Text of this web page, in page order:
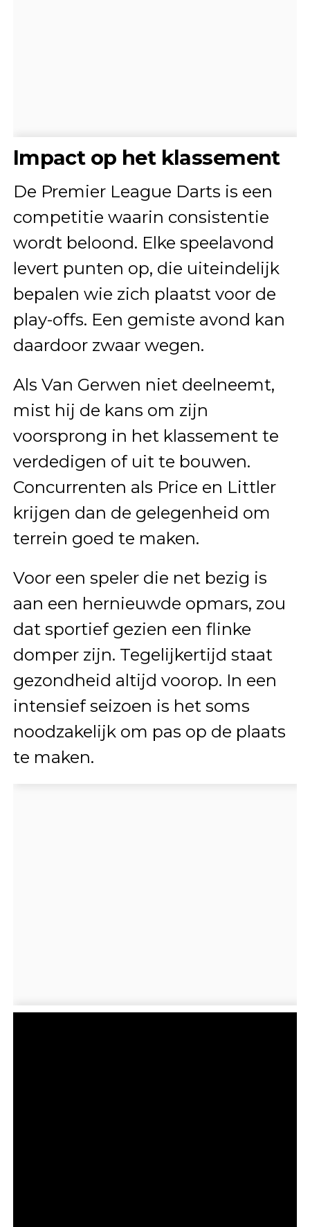
Impact op het klassement
De Premier League Darts is een
competitie waarin consistentie
wordt beloond. Elke speelavond
levert punten op, die uiteindelijk
bepalen wie zich plaatst voor de
play-offs. Een gemiste avond kan
daardoor zwaar wegen.
Als Van Gerwen niet deelneemt,
mist hij de kans om zijn
voorsprong in het klassement te
verdedigen of uit te bouwen.
Concurrenten als Price en Littler
krijgen dan de gelegenheid om
terrein goed te maken.
Voor een speler die net bezig is
aan een hernieuwde opmars, zou
dat sportief gezien een flinke
domper zijn. Tegelijkertijd staat
gezondheid altijd voorop. In een
intensief seizoen is het soms
noodzakelijk om pas op de plaats
te maken.